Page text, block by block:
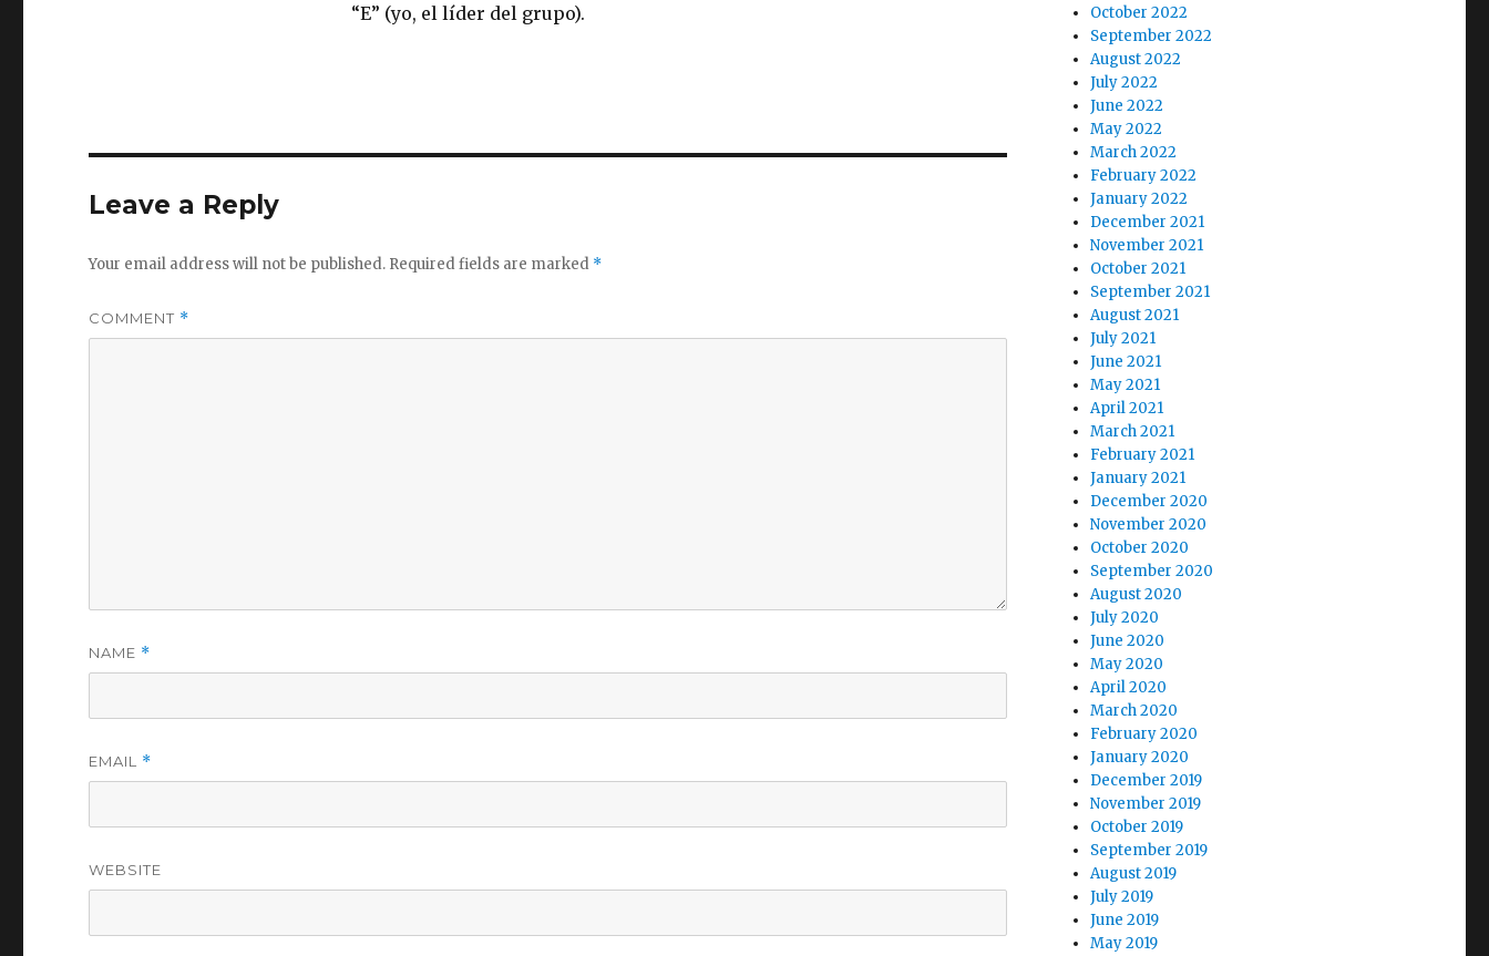
“E” (yo, el líder del grupo).
Leave a Reply
Your email address will not be published. Required fields are marked *
COMMENT *
NAME *
EMAIL *
WEBSITE
October 2022
September 2022
August 2022
July 2022
June 2022
May 2022
March 2022
February 2022
January 2022
December 2021
November 2021
October 2021
September 2021
August 2021
July 2021
June 2021
May 2021
April 2021
March 2021
February 2021
January 2021
December 2020
November 2020
October 2020
September 2020
August 2020
July 2020
June 2020
May 2020
April 2020
March 2020
February 2020
January 2020
December 2019
November 2019
October 2019
September 2019
August 2019
July 2019
June 2019
May 2019